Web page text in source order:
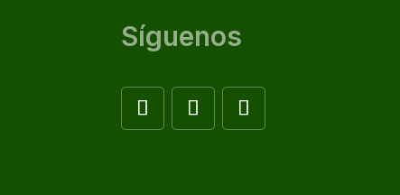
Síguenos